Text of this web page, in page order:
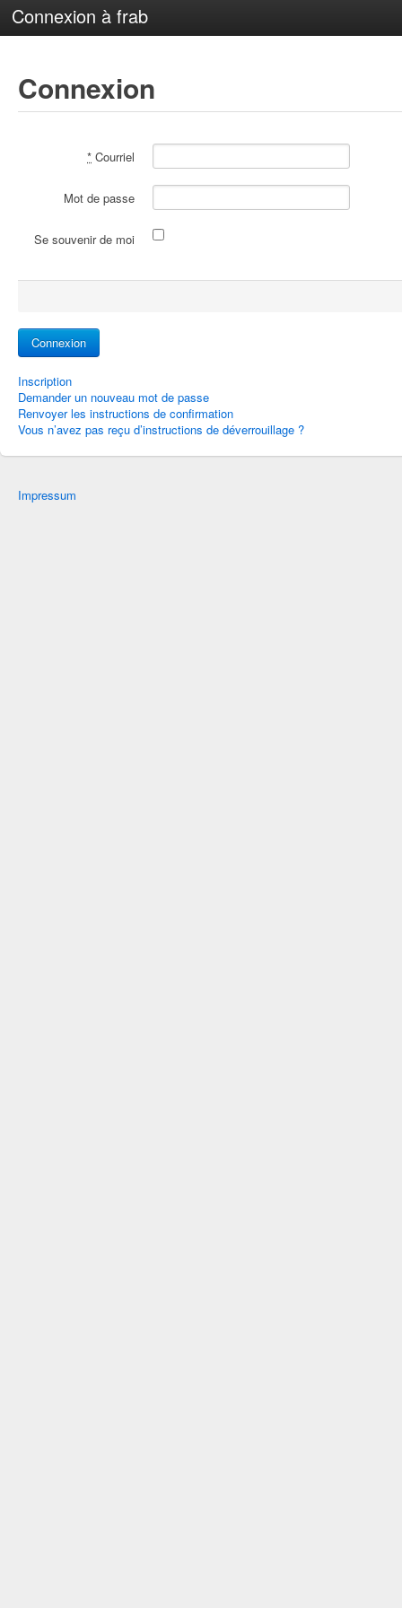
Connexion à frab
Connexion
* Courriel
Mot de passe
Se souvenir de moi
Inscription
Demander un nouveau mot de passe
Renvoyer les instructions de confirmation
Vous n’avez pas reçu d’instructions de déverrouillage ?
Impressum